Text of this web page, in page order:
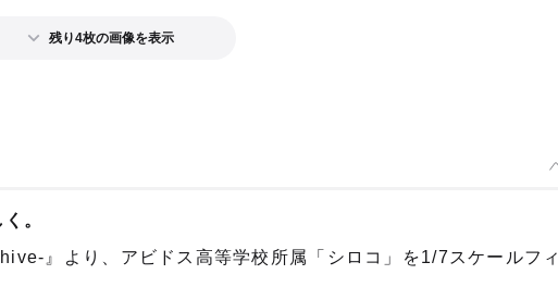
残り4枚の画像を表示
。
』より、アビドス高等学校所属「シロコ」を1/7スケールフィ